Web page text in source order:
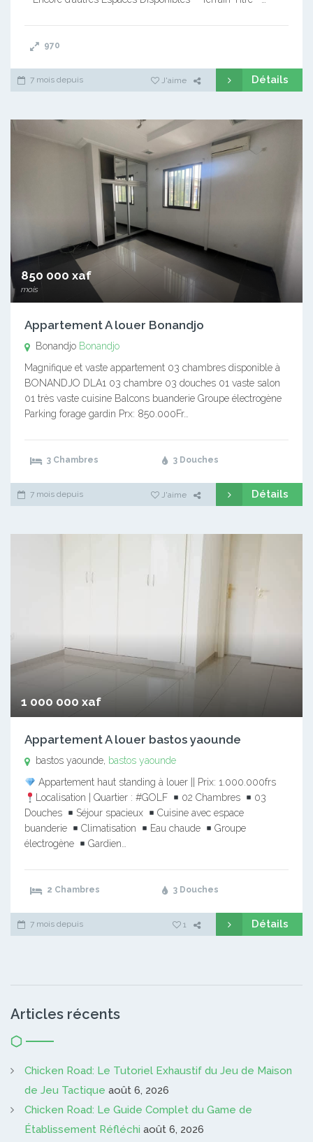
970
7 mois depuis J'aime Détails
850 000 xaf
mois
Appartement A louer Bonandjo
Bonandjo Bonandjo
Magnifique et vaste appartement 03 chambres disponible à
BONANDJO DLA1 03 chambre 03 douches 01 vaste salon
01 très vaste cuisine Balcons buanderie Groupe électrogène
Parking forage gardin Prx: 850.000Fr…
3 Chambres 3 Douches
7 mois depuis J'aime Détails
1 000 000 xaf
Appartement A louer bastos yaounde
bastos yaounde, bastos yaounde
Appartement haut standing à louer || Prix: 1.000.000frs
Localisation | Quartier : #GOLF
02 Chambres
03
Douches
Séjour spacieux
Cuisine avec espace
buanderie
Climatisation Eau chaude
Groupe
électrogène
Gardien…
2 Chambres 3 Douches
7 mois depuis 1 Détails
Articles récents
Chicken Road: Le Tutoriel Exhaustif du Jeu de Maison
de Jeu Tactique août 6, 2026
Chicken Road: Le Guide Complet du Game de
Établissement Réfléchi août 6, 2026